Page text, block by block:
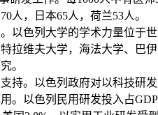
人，日本65人，荷兰53人。
。以色列大学的学术力量位于
拉维夫大学，海法大学、巴
。
支持。以色列政府对以科技研
。以色列民用研发投入占